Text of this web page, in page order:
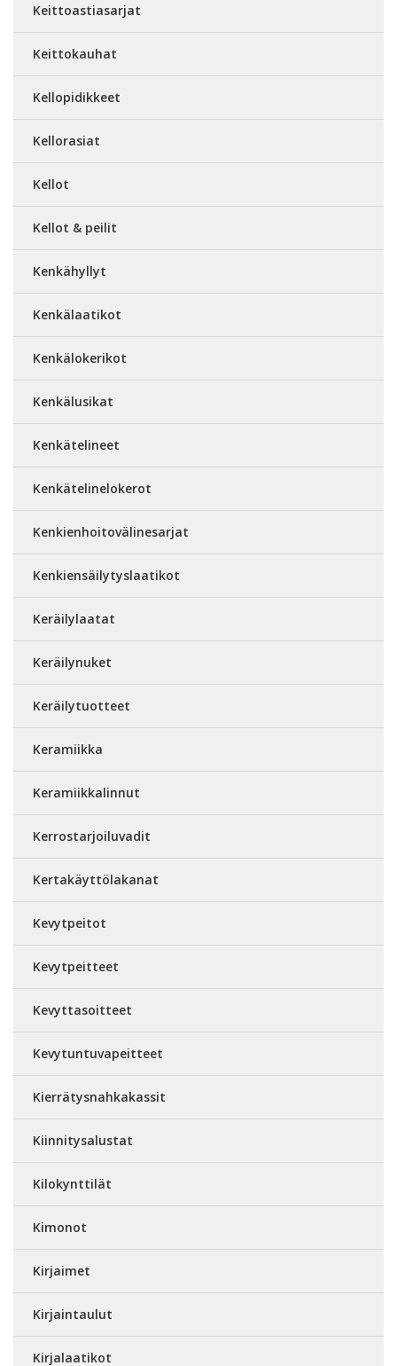
Keittoastiasarjat
Keittokauhat
Kellopidikkeet
Kellorasiat
Kellot
Kellot & peilit
Kenkähyllyt
Kenkälaatikot
Kenkälokerikot
Kenkälusikat
Kenkätelineet
Kenkätelinelokerot
Kenkienhoitovälinesarjat
Kenkiensäilytyslaatikot
Keräilylaatat
Keräilynuket
Keräilytuotteet
Keramiikka
Keramiikkalinnut
Kerrostarjoiluvadit
Kertakäyttölakanat
Kevytpeitot
Kevytpeitteet
Kevyttasoitteet
Kevytuntuvapeitteet
Kierrätysnahkakassit
Kiinnitysalustat
Kilokynttilät
Kimonot
Kirjaimet
Kirjaintaulut
Kirjalaatikot